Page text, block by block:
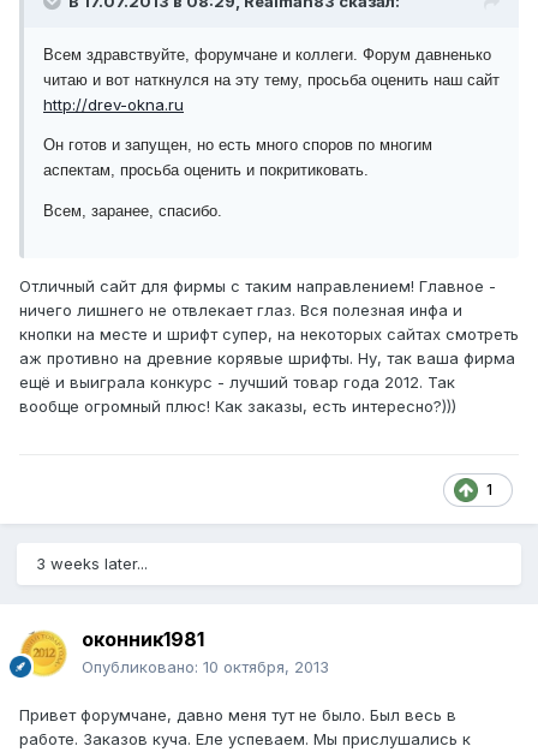
Всем здравствуйте, форумчане и коллеги. Форум давненько
читаю и вот наткнулся на эту тему, просьба оценить наш сайт
http://drev-okna.ru
Он готов и запущен, но есть много споров по многим
аспектам, просьба оценить и покритиковать.
Всем, заранее, спасибо.
Отличный сайт для фирмы с таким направлением! Главное -
ничего лишнего не отвлекает глаз. Вся полезная инфа и
кнопки на месте и шрифт супер, на некоторых сайтах смотреть
аж противно на древние корявые шрифты. Ну, так ваша фирма
ещё и выиграла конкурс - лучший товар года 2012. Так
вообще огромный плюс! Как заказы, есть интересно?)))
1
3 weeks later...
оконник1981
Опубликовано: 10 октября, 2013
Привет форумчане, давно меня тут не было. Был весь в
работе. Заказов куча. Еле успеваем. Мы прислушались к